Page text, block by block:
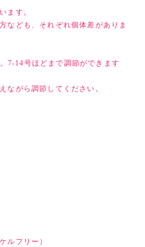
ます。
なども、それぞれ個体差がありま
7-14号ほどまで調節ができます
ながら調節してください。
ルフリー）